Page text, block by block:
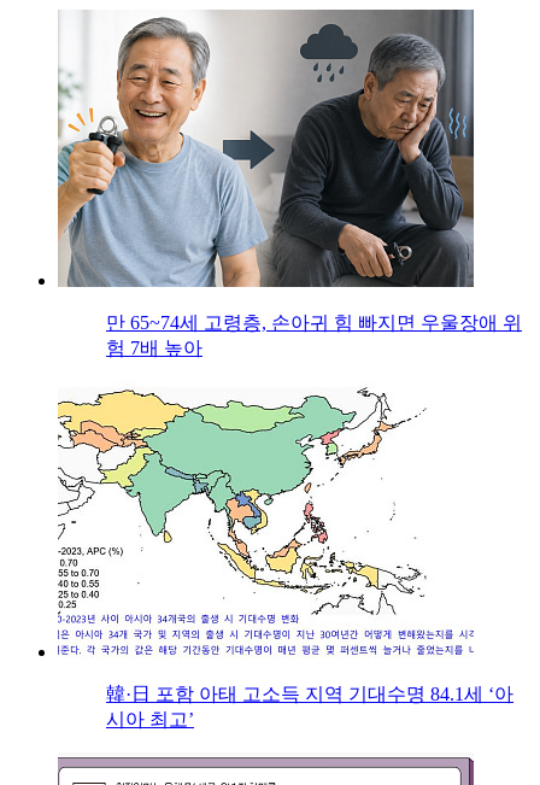
만 65~74세 고령층, 손아귀 힘 빠지면 우울장애 위
험 7배 높아
韓·日 포함 아태 고소득 지역 기대수명 84.1세 ‘아
시아 최고’